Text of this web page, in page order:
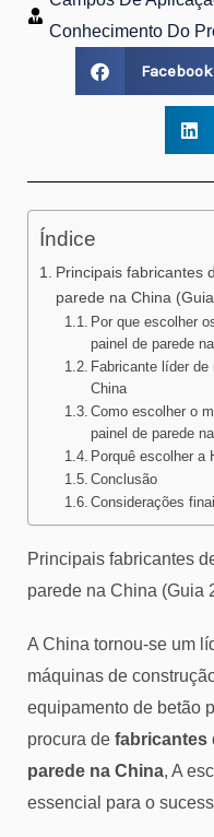
Conhecimento Do
Facebook
Índice
Principais fabricantes
parede na China
Por que escolher
painel de parede
Fabricante líder de
China
Como escolher o
painel de parede
Porquê escolher a
Conclusão
Considerações
Principais fabricantes
parede na China (Guia
A China tornou-se um
máquinas de
equipamento de betão
procura de fabricantes
parede na China, A
essencial para o